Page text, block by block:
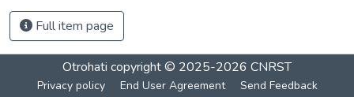
Full item page
Otrohati copyright © 2025-2026 CNRST
Privacy policy End User Agreement Send Feedback